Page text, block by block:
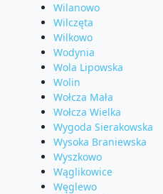
Wilanowo
Wilczęta
Wilkowo
Wodynia
Wola Lipowska
Wolin
Wołcza Mała
Wołcza Wielka
Wygoda Sierakowska
Wysoka Braniewska
Wyszkowo
Wąglikowice
Węglewo